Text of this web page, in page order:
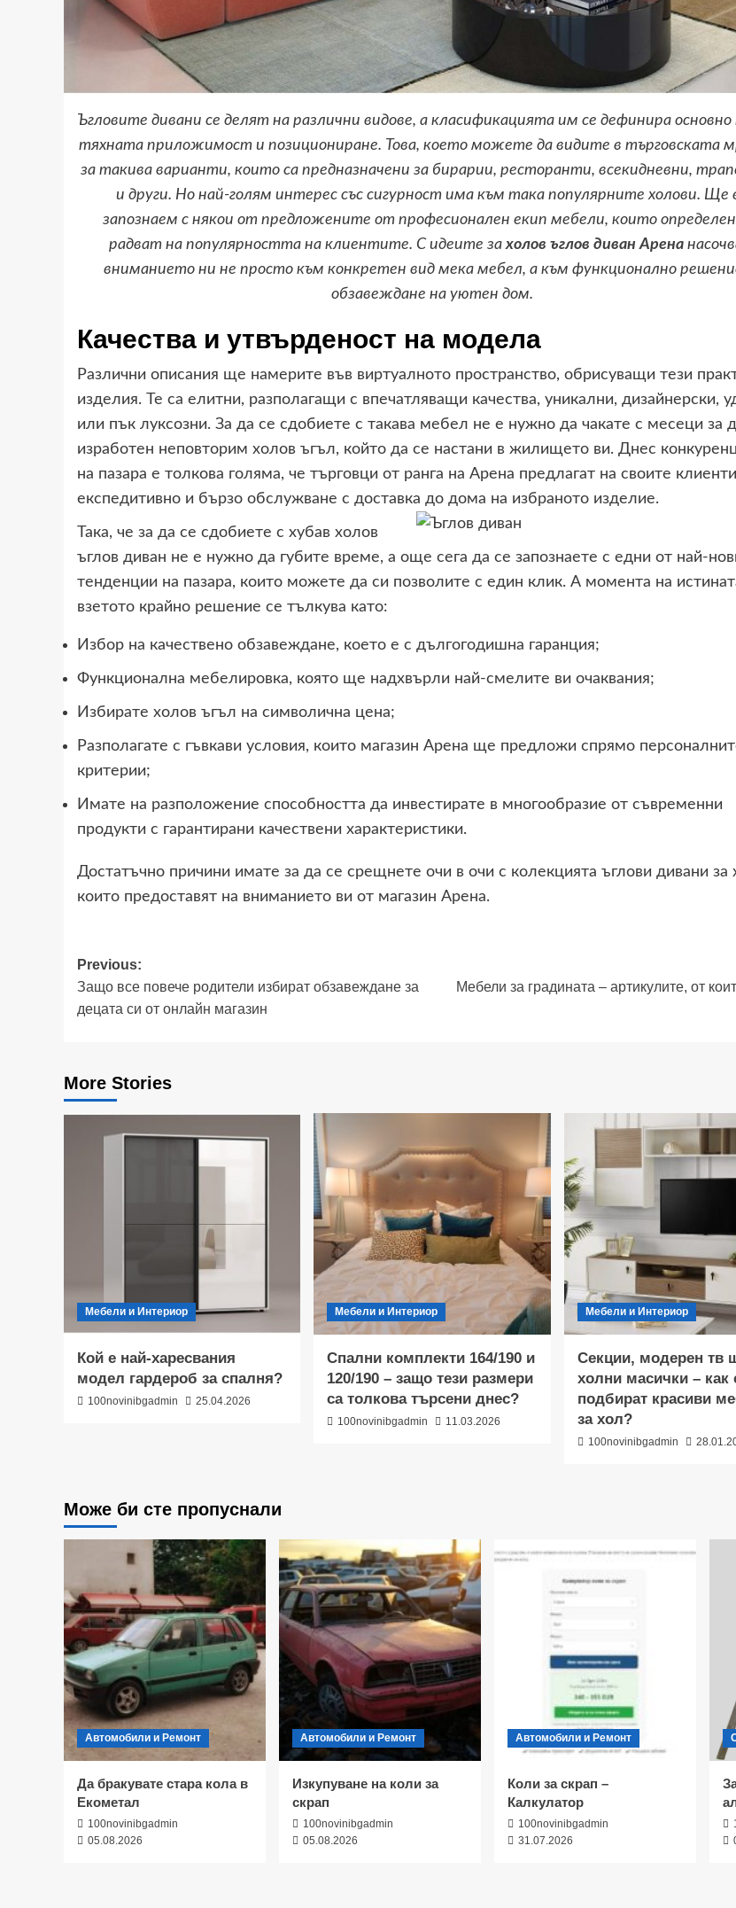
Ъгловите дивани се делят на различни видове, а класификацията им се дефинира основно
тяхната приложимост и позициониране. Това, което можете да видите в търговската
за такива варианти, които са предназначени за бирарии, ресторанти, всекидневни,
и други. Но най-голям интерес със сигурност има към така популярните холови. Ще
запознаем с някои от предложените от професионален екип мебели, които
радват на популярността на клиентите. С идеите захолов ъглов диван Арена
вниманието ни не просто към конкретен вид мека мебел, а към функционално
обзавеждане на уютен дом.
Качества и утвърденост на модела
Различни описания ще намерите във виртуалното пространство, обрисуващи тези
изделия. Те са елитни, разполагащи с впечатляващи качества, уникални, дизайнерски,
или пък луксозни. За да се сдобиете с такава мебел не е нужно да чакате с месеци за
изработен неповторим холов ъгъл, който да се настани в жилището ви. Днес
на пазара е толкова голяма, че търговци от ранга на Арена предлагат на своите клиенти
експедитивно и бързо обслужване с доставка до дома на избраното изделие.
Така, че за да се сдобиете с хубав холов
ъглов диван не е нужно да губите време, а още сега да се запознаете с едни от най-
тенденции на пазара, които можете да си позволите с един клик. А момента на
взетото крайно решение се тълкува като:
Избор на качествено обзавеждане, което е с дългогодишна гаранция;
Функционална мебелировка, която ще надхвърли най-смелите ви очаквания;
Избирате холов ъгъл на символична цена;
Разполагате с гъвкави условия, които магазин Арена ще предложи спрямо
критерии;
Имате на разположение способността да инвестирате в многообразие от съвременни
продукти с гарантирани качествени характеристики.
Достатъчно причини имате за да се срещнете очи в очи с колекцията ъглови дивани за
които предоставят на вниманието ви от магазин Арена.
Post
navigation
Previous:
Защо все повече родители избират обзавеждане за
децата си от онлайн магазин
Мебели за градината – артикулите, от
More Stories
Мебели и Интериор
Кой е най-харесвания
модел гардероб за спалня?
100novinibgadmin 25.04.2026
Мебели и Интериор
Спални комплекти 164/190 и
120/190 – защо тези размери
са толкова търсени днес?
100novinibgadmin 11.03.2026
Мебели и Интериор
Секции, модерен тв
холни масички – как
подбират красиви
за хол?
100novinibgadmin
Може би сте пропуснали
Автомобили и Ремонт
Да бракувате стара кола в
Екометал
100novinibgadmin
05.08.2026
Автомобили и Ремонт
Изкупуване на коли за
скрап
100novinibgadmin
05.08.2026
Автомобили и Ремонт
Коли за скрап –
Калкулатор
100novinibgadmin
31.07.2026